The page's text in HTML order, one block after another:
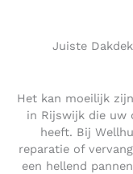
Juiste
Het kan moeilijk
in Rijswijk die uw
heeft. Bij
reparatie of
een hellend